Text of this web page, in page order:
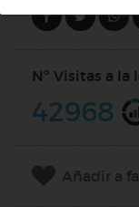
Nº Visitas a la
42968
Añadir a